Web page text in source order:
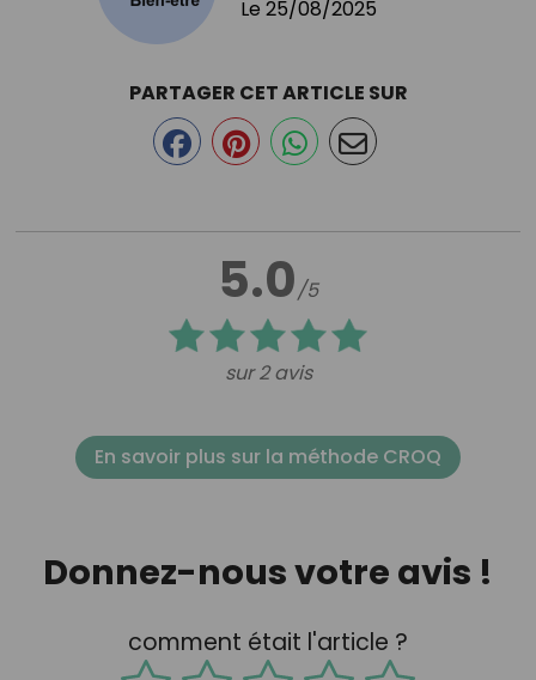
Le 25/08/2025
5.0/5
sur 2 avis
PARTAGER CET ARTICLE SUR
En savoir plus sur la méthode CROQ
Donnez-nous votre avis !
comment était l'article ?